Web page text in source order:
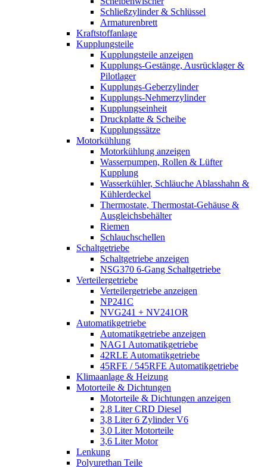
Schließzylinder & Schlüssel
Armaturenbrett
Kraftstoffanlage
Kupplungsteile
Kupplungsteile anzeigen
Kupplungs-Gestänge, Ausrücklager &
Pilotlager
Kupplungs-Geberzylinder
Kupplungs-Nehmerzylinder
Kupplungseinheit
Druckplatte & Scheibe
Kupplungssätze
Motorkühlung
Motorkühlung anzeigen
Wasserpumpen, Rollen & Lüfter
Kupplung
Wasserkühler, Schläuche Ablasshahn &
Kühlerdeckel
Thermostate, Thermostat-Gehäuse &
Ausgleichsbehälter
Riemen
Schlauchschellen
Schaltgetriebe
Schaltgetriebe anzeigen
NSG370 6-Gang Schaltgetriebe
Verteilergetriebe
Verteilergetriebe anzeigen
NP241C
NVG241 + NV241OR
Automatikgetriebe
Automatikgetriebe anzeigen
NAG1 Automatikgetriebe
42RLE Automatikgetriebe
45RFE / 545RFE Automatikgetriebe
Klimaanlage & Heizung
Motorteile & Dichtungen
Motorteile & Dichtungen anzeigen
2,8 Liter CRD Diesel
3,8 Liter 6 Zylinder V6
3,0 Liter Motorteile
3,6 Liter Motor
Lenkung
Polyurethan Teile